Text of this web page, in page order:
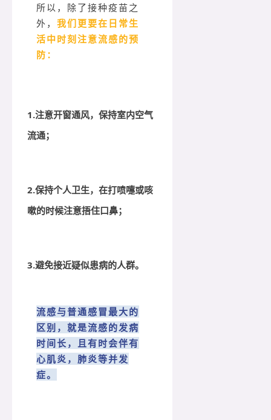
所以，除了接种疫苗之
外， 我们更要在日常生
活中时刻注意流感的预
防：
1.注意开窗通风，保持室内空气
流通；
2.保持个人卫生，在打喷嚏或咳
嗽的时候注意捂住口鼻；
3.避免接近疑似患病的人群。
流感与普通感冒最大的
区别，就是流感的发病
时间长，且有时会伴有
心肌炎，肺炎等并发
症。